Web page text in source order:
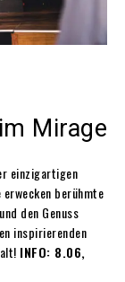
Mirage
einzigartigen
berühmte
den Genuss
inspirierenden
INFO: 8.06,